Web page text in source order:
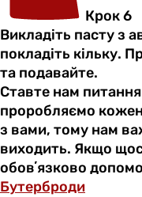
Крок 6
Викладіть пасту з
покладіть кільку.
та подавайте.
Ставте нам
проробляємо
з вами, тому нам
виходить. Якщо
обовʼязково
Бутерброди